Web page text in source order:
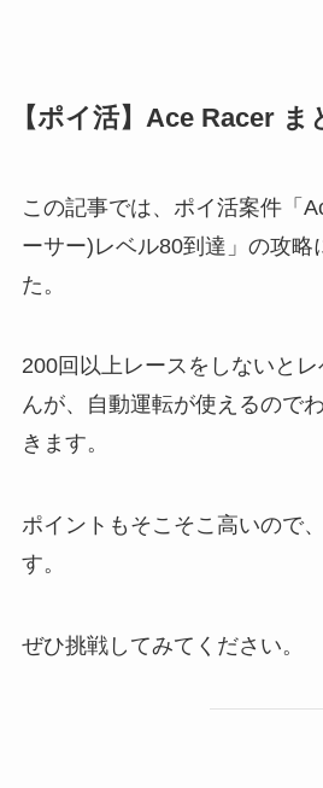
【ポイ活】Ace Racer ま
この記事では、ポイ活案件「
ーサー)レベル80到達」の攻略
た。
200回以上レースをしないと
んが、自動運転が使えるので
きます。
ポイントもそこそこ高いので
す。
ぜひ挑戦してみてください。